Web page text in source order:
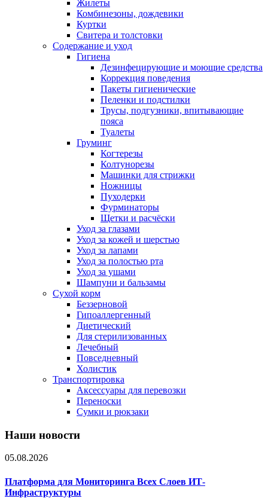
Жилеты
Комбинезоны, дождевики
Куртки
Свитера и толстовки
Содержание и уход
Гигиена
Дезинфецирующие и моющие средства
Коррекция поведения
Пакеты гигиенические
Пеленки и подстилки
Трусы, подгузники, впитывающие
пояса
Туалеты
Груминг
Когтерезы
Колтунорезы
Машинки для стрижки
Ножницы
Пуходерки
Фурминаторы
Щетки и расчёски
Уход за глазами
Уход за кожей и шерстью
Уход за лапами
Уход за полостью рта
Уход за ушами
Шампуни и бальзамы
Сухой корм
Беззерновой
Гипоаллергенный
Диетический
Для стерилизованных
Лечебный
Повседневный
Холистик
Транспортировка
Аксессуары для перевозки
Переноски
Сумки и рюкзаки
Наши новости
05.08.2026
Платформа для Мониторинга Всех Слоев ИТ-
Инфраструктуры